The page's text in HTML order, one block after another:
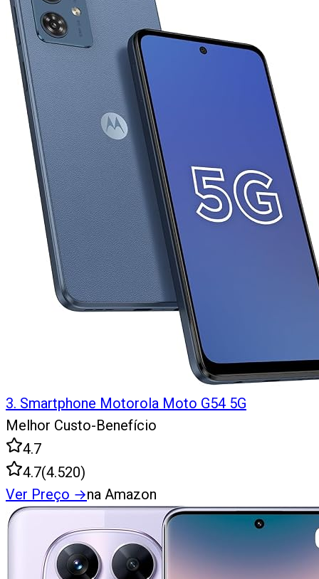
3. Smartphone Motorola Moto G54 5G
Melhor Custo-Benefício
4.7
4.7(4.520)
Ver Preço →na Amazon